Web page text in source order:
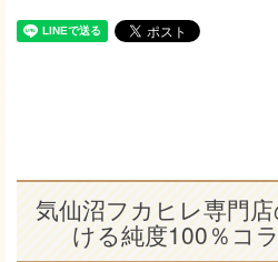
気仙沼フカヒレ専門
ける純度100％コ